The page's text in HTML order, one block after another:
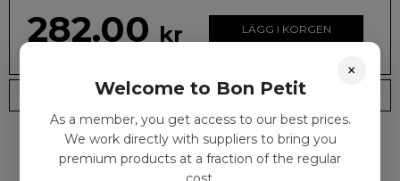
282.00 kr LÄGG I KORGEN
Leveranstid: 2-10 dagar Frakt EURO 4
×
Welcome to Bon Petit
As a member, you get access to our best prices.
We work directly with suppliers to bring you
premium products at a fraction of the regular